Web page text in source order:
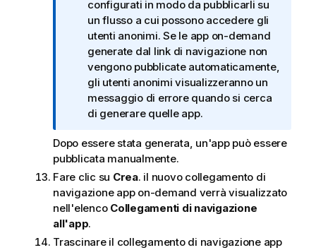
i
n
f
o
r
m
a
t
c
a
configurati in modo da pubblicarli su
un flusso a cui possono accedere gli
utenti anonimi. Se le app on-demand
generate dal link di navigazione non
vengono pubblicate automaticamente,
gli utenti anonimi visualizzeranno un
messaggio di errore quando si cerca
di generare quelle app.
Dopo essere stata generata, un'app può essere
pubblicata manualmente.
Fare clic su Crea. il nuovo collegamento di
navigazione app on-demand verrà visualizzato
nell'elenco Collegamenti di navigazione
all'app.
Trascinare il collegamento di navigazione app